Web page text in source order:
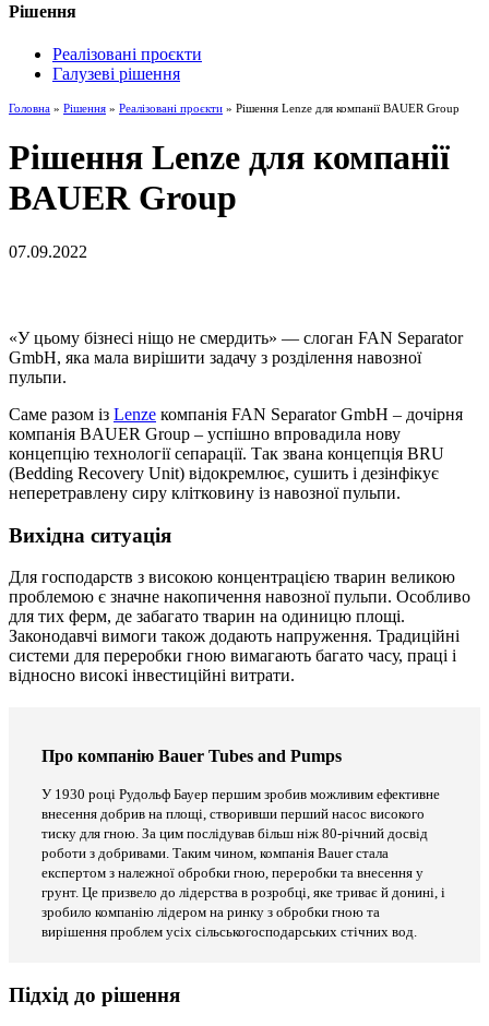
Рішення
Реалізовані проєкти
Галузеві рішення
Головна » Рішення » Реалізовані проєкти » Рішення Lenze для компанії BAUER Group
Рішення Lenze для компанії
BAUER Group
07.09.2022
«У цьому бізнесі ніщо не смердить» — слоган FAN Separator
GmbH, яка мала вирішити задачу з розділення навозної
пульпи.
Саме разом із Lenze компанія FAN Separator GmbH – дочірня
компанія BAUER Group – успішно впровадила нову
концепцію технології сепарації. Так звана концепція BRU
(Bedding Recovery Unit) відокремлює, сушить і дезінфікує
неперетравлену сиру клітковину із навозної пульпи.
Вихідна ситуація
Для господарств з високою концентрацією тварин великою
проблемою є значне накопичення навозної пульпи. Особливо
для тих ферм, де забагато тварин на одиницю площі.
Законодавчі вимоги також додають напруження. Традиційні
системи для переробки гною вимагають багато часу, праці і
відносно високі інвестиційні витрати.
Про компанію Bauer Tubes and Pumps
У 1930 році Рудольф Бауер першим зробив можливим ефективне
внесення добрив на площі, створивши перший насос високого
тиску для гною. За цим послідував більш ніж 80-річний досвід
роботи з добривами. Таким чином, компанія Bauer стала
експертом з належної обробки гною, переробки та внесення у
грунт. Це призвело до лідерства в розробці, яке триває й донині, і
зробило компанію лідером на ринку з обробки гною та
вирішення проблем усіх сільськогосподарських стічних вод.
Підхід до рішення